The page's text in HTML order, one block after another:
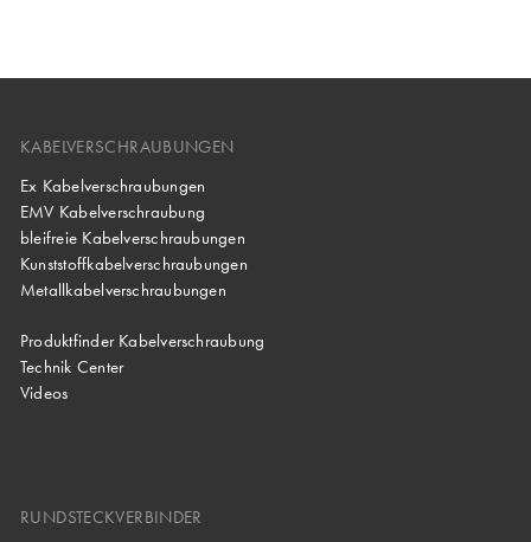
KABELVERSCHRAUBUNGEN
Ex Kabelverschraubungen
EMV Kabelverschraubung
bleifreie Kabelverschraubungen
Kunststoffkabelverschraubungen
Metallkabelverschraubungen
Produktfinder Kabelverschraubung
Technik Center
Videos
RUNDSTECKVERBINDER